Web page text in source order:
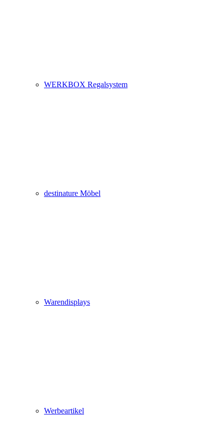
WERKBOX Regalsystem
destinature Möbel
Warendisplays
Werbeartikel